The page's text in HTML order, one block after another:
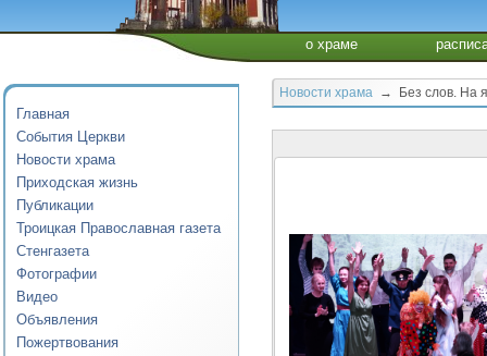
о храме
Главная
События Церкви
Новости храма
Приходская жизнь
Публикации
Троицкая Православная газета
Стенгазета
Фотографии
Видео
Объявления
Пожертвования
Новости храма → Без слов. На